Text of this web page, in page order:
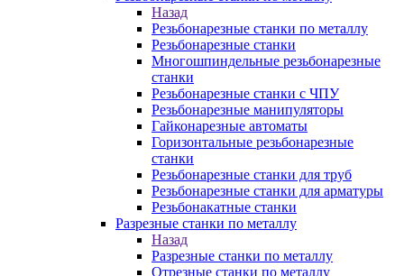
Назад
Резьбонарезные станки по металлу
Резьбонарезные станки
Многошпиндельные резьбонарезные
станки
Резьбонарезные станки с ЧПУ
Резьбонарезные манипуляторы
Гайконарезные автоматы
Горизонтальные резьбонарезные
станки
Резьбонарезные станки для труб
Резьбонарезные станки для арматуры
Резьбонакатные станки
Разрезные станки по металлу
Назад
Разрезные станки по металлу
Отрезные станки по металлу